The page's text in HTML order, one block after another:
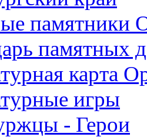
памятники
памятных
карта
игры
- Герои